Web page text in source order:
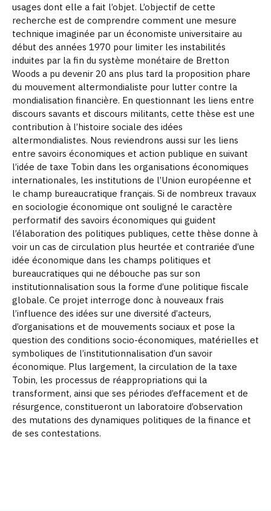
usages dont elle a fait l’objet. L’objectif de cette
recherche est de comprendre comment une mesure
technique imaginée par un économiste universitaire au
début des années 1970 pour limiter les instabilités
induites par la fin du système monétaire de Bretton
Woods a pu devenir 20 ans plus tard la proposition phare
du mouvement altermondialiste pour lutter contre la
mondialisation financière. En questionnant les liens entre
discours savants et discours militants, cette thèse est une
contribution à l’histoire sociale des idées
altermondialistes. Nous reviendrons aussi sur les liens
entre savoirs économiques et action publique en suivant
l’idée de taxe Tobin dans les organisations économiques
internationales, les institutions de l’Union européenne et
le champ bureaucratique français. Si de nombreux travaux
en sociologie économique ont souligné le caractère
performatif des savoirs économiques qui guident
l’élaboration des politiques publiques, cette thèse donne à
voir un cas de circulation plus heurtée et contrariée d’une
idée économique dans les champs politiques et
bureaucratiques qui ne débouche pas sur son
institutionnalisation sous la forme d’une politique fiscale
globale. Ce projet interroge donc à nouveaux frais
l’influence des idées sur une diversité d’acteurs,
d’organisations et de mouvements sociaux et pose la
question des conditions socio-économiques, matérielles et
symboliques de l’institutionnalisation d’un savoir
économique. Plus largement, la circulation de la taxe
Tobin, les processus de réappropriations qui la
transforment, ainsi que ses périodes d’effacement et de
résurgence, constitueront un laboratoire d’observation
des mutations des dynamiques politiques de la finance et
de ses contestations.